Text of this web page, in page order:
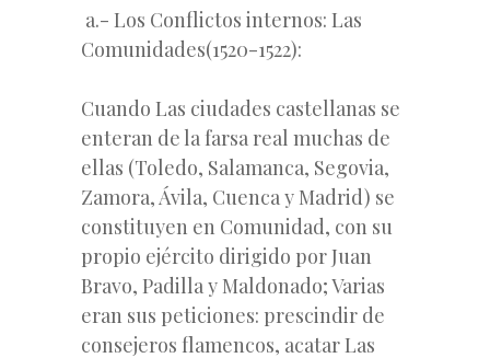
a.- Los Conflictos internos: Las
Comunidades(1520-1522):
Cuando Las ciudades castellanas se
enteran de la farsa real muchas de
ellas (Toledo, Salamanca, Segovia,
Zamora, Ávila, Cuenca y Madrid) se
constituyen en Comunidad, con su
propio ejército dirigido por Juan
Bravo, Padilla y Maldonado; Varias
eran sus peticiones: prescindir de
consejeros flamencos, acatar Las